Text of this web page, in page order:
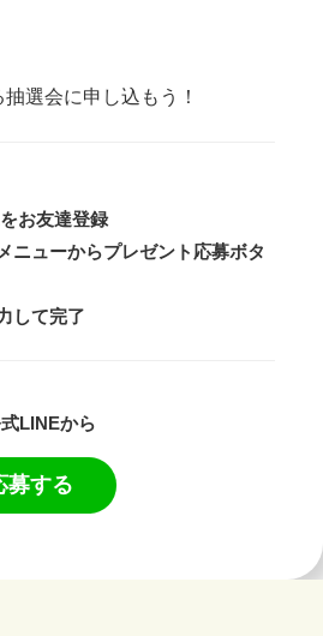
お友達登録
ニューからプレゼント応募ボタ
して完了
LINEから
募する